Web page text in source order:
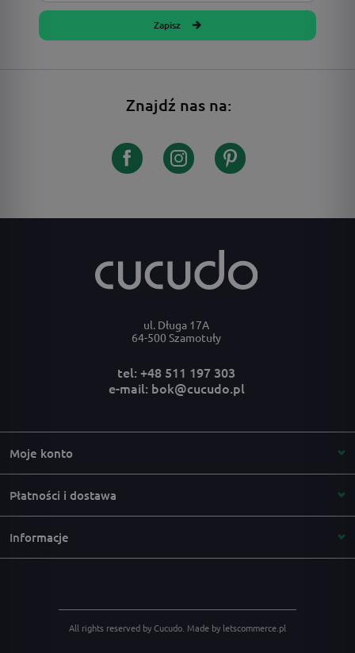
Zapisz
Znajdź nas na:
ul. Długa 17A
64-500 Szamotuły
tel: +48 511 197 303
e-mail: bok@cucudo.pl
Moje konto
Płatności i dostawa
Informacje
All rights reserved by Cucudo. Made by letscommerce.pl